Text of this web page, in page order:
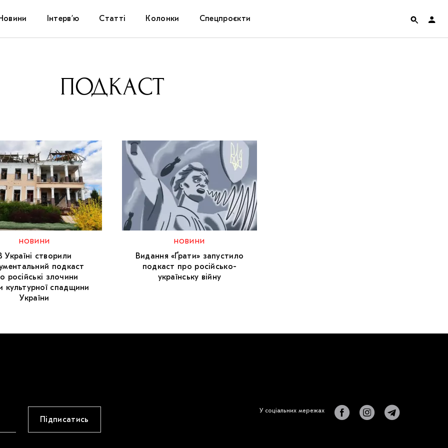
Інтерв’ю Статті Колонки Спецпроєкти
Carpathian Cult про різдвяні свята
ПОДКАСТ
НОВИНИ
Україні створили
подкаст
російські злочини
культурної спадщини
України
НОВИНИ
Видання «Ґрати» запустило
подкаст про російсько-
українську війну
Підписатись
У соціальних мережах